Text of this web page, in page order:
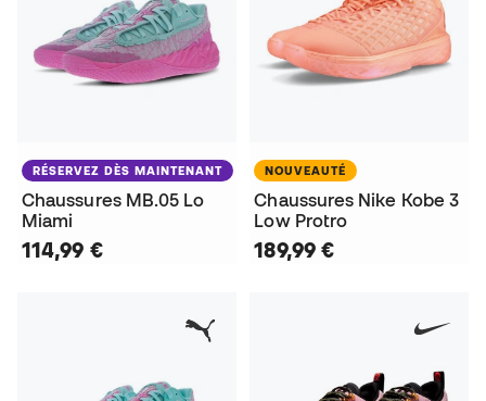
RÉSERVEZ DÈS MAINTENANT
Chaussures MB.05 Lo
Miami
114,99 €
NOUVEAUTÉ
Chaussures Nike Kobe 3
Low Protro
189,99 €